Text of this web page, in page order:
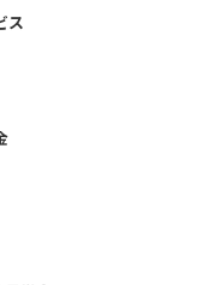
京都港区芝公園3-1-22 日
協会総合研究所 コーポレー
ス